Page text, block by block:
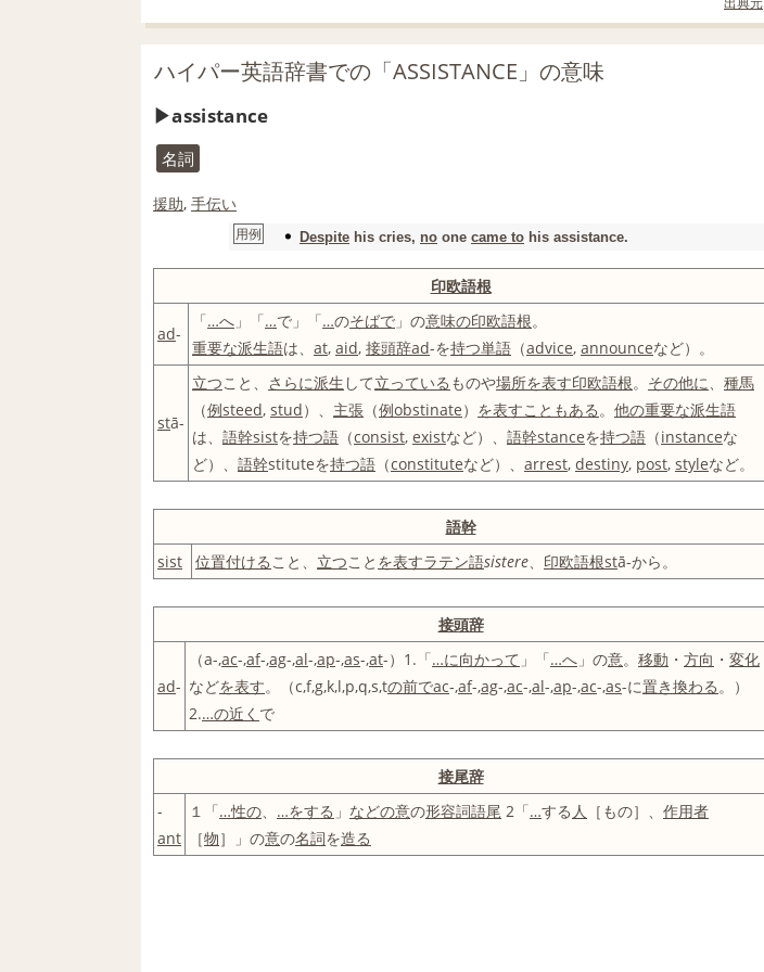
ハイパー英語辞書での「ASSISTANCE」の意味
assistance
名詞
援助, 手伝い
用例 Despite his cries, no one came to his assistance.
印欧語根
ad-
「…へ 」「…で」「…のそばで 」の意味の印欧語根。
重要な派生語は、 at, aid, 接頭辞ad-を持つ単語 （advice, announceなど）。
stā-
立つこと、 さらに派生 して立っている ものや場所を表す印欧語根。 その他に、 種馬
（例steed, stud）、 主張 （例obstinate） を表すこともある。 他の重要な派生語
は、 語幹sistを持つ語 （consist, existなど）、 語幹stanceを持つ語 （instanceな
ど）、 語幹stituteを持つ語 （constituteなど）、 arrest, destiny, post, styleなど。
語幹
sist
位置付けること、 立つこと を表すラテン語sistere、 印欧語根stā-から。
接頭辞
ad-
（a-,ac-,af-,ag-,al-,ap-,as-,at-）1.「…に向かって 」「…へ 」の意。 移動 ・ 方向 ・ 変化
などを表す。（c,f,g,k,l,p,q,s,tの前でac-,af-,ag-,ac-,al-,ap-,ac-,as-に置き換わる。）
2.…の近く で
接尾辞
-
ant
１「…性の、 …をする 」 などの意の形容詞語尾 2「…する 人 ［もの］、 作用者
［物］」の意の名詞を造る